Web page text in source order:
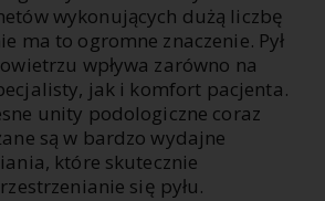
wykonujących dużą liczbę
ma to ogromne znaczenie. Pył
wpływa zarówno na
jak i komfort pacjenta.
unity podologiczne coraz
są w bardzo wydajne
które skutecznie
się pyłu.